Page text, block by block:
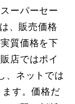
ーパーセー
、販売価格
質価格を下
店ではポイ
、ネットでは
す。価格だ